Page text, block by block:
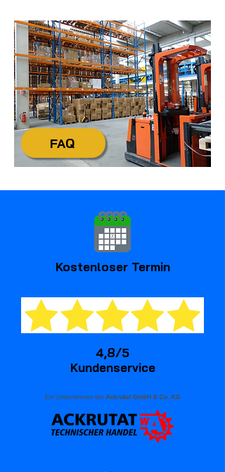
FAQ
Kostenloser Termin
4,8/5
Kundenservice